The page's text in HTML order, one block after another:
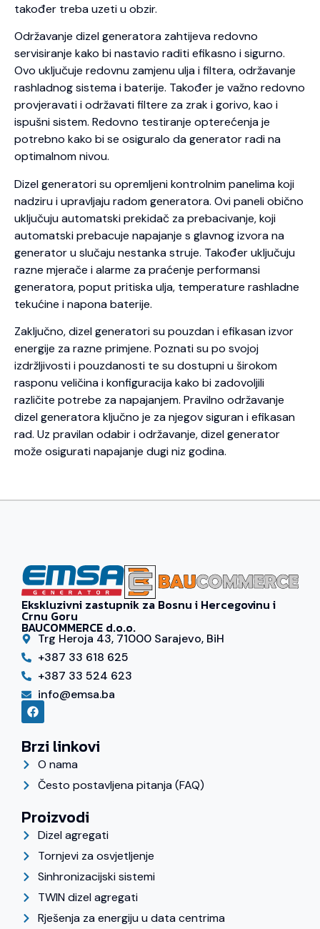
također treba uzeti u obzir.
Održavanje dizel generatora zahtijeva redovno
servisiranje kako bi nastavio raditi efikasno i sigurno.
Ovo uključuje redovnu zamjenu ulja i filtera, održavanje
rashladnog sistema i baterije. Također je važno redovno
provjeravati i održavati filtere za zrak i gorivo, kao i
ispušni sistem. Redovno testiranje opterećenja je
potrebno kako bi se osiguralo da generator radi na
optimalnom nivou.
Dizel generatori su opremljeni kontrolnim panelima koji
nadziru i upravljaju radom generatora. Ovi paneli obično
uključuju automatski prekidač za prebacivanje, koji
automatski prebacuje napajanje s glavnog izvora na
generator u slučaju nestanka struje. Također uključuju
razne mjerače i alarme za praćenje performansi
generatora, poput pritiska ulja, temperature rashladne
tekućine i napona baterije.
Zaključno, dizel generatori su pouzdan i efikasan izvor
energije za razne primjene. Poznati su po svojoj
izdržljivosti i pouzdanosti te su dostupni u širokom
rasponu veličina i konfiguracija kako bi zadovoljili
različite potrebe za napajanjem. Pravilno održavanje
dizel generatora ključno je za njegov siguran i efikasan
rad. Uz pravilan odabir i održavanje, dizel generator
može osigurati napajanje dugi niz godina.
Ekskluzivni zastupnik za Bosnu i Hercegovinu i
Crnu Goru
BAUCOMMERCE d.o.o.
Trg Heroja 43, 71000 Sarajevo, BiH
+387 33 618 625
+387 33 524 623
info@emsa.ba
Brzi linkovi
O nama
Često postavljena pitanja (FAQ)
Proizvodi
Dizel agregati
Tornjevi za osvjetljenje
Sinhronizacijski sistemi
TWIN dizel agregati
Rješenja za energiju u data centrima